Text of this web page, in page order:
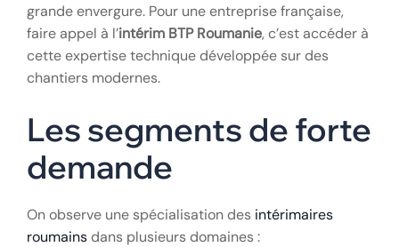
grande envergure. Pour une entreprise française,
faire appel à l’intérim BTP Roumanie, c’est accéder à
cette expertise technique développée sur des
chantiers modernes.
Les segments de forte
demande
On observe une spécialisation des intérimaires
roumainsdans plusieurs domaines :